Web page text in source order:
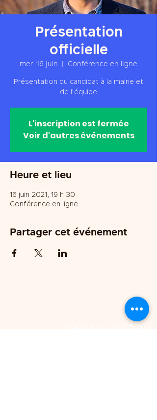
Présentation
officielle
mer. 16 juin Conférence en ligne
Présentation du candidat à la mairie et
de l'équipe
L'inscription est fermée
Voir d'autres événements
Heure et lieu
16 juin 2021, 19 h 30
Conférence en ligne
Partager cet événement
d'infos: